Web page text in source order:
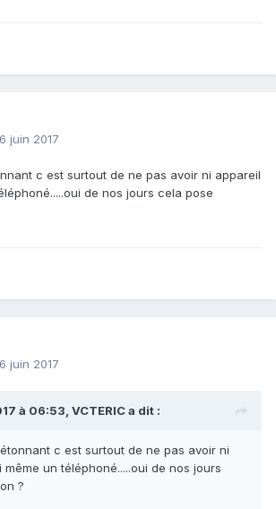
juin 2017
c est surtout de ne pas avoir ni appareil
de nos jours cela pose
juin 2017
à 06:53, VCTERIC a dit :
c est surtout de ne pas avoir ni
un téléphoné.....oui de nos jours
?